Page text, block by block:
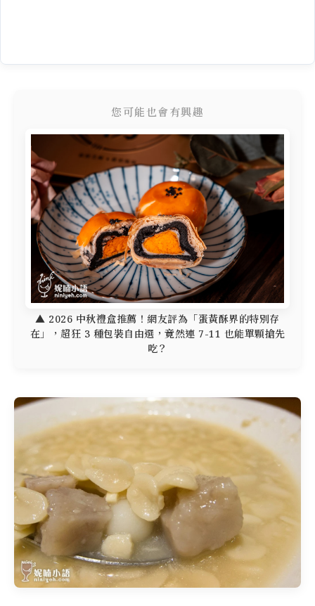
您可能也會有興趣
▲ 2026 中秋禮盒推薦！網友評為「蛋黃酥界的特別存
在」，超狂 3 種包裝自由選，竟然連 7-11 也能單顆搶先
吃？